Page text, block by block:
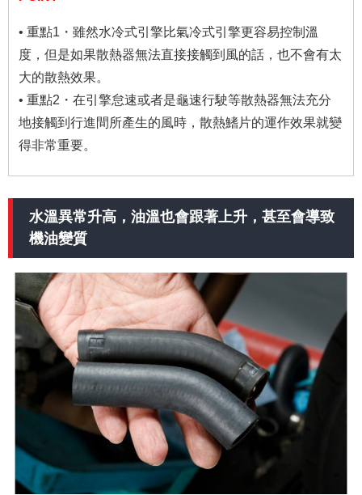
• 重點1・雖然水冷式引擎比氣冷式引擎更容易控制溫
度，但是如果散熱器無法直接接觸到風的話，也不會有太
大的散熱效果。
• 重點2・在引擎怠速或者是龜速行駛等散熱器無法充分
地接觸到行進間所產生的風時，散熱鰭片的運作效果就變
得非常重要。
水溫異常升高，油溫也會跟著上升，甚至會導致
機油變質